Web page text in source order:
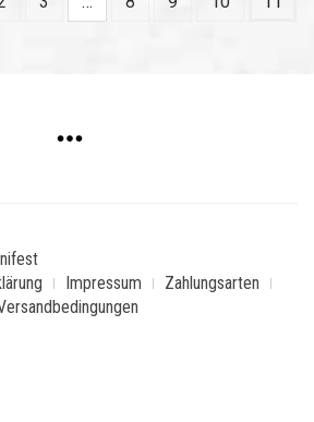
Impressum
Zahlungsarten